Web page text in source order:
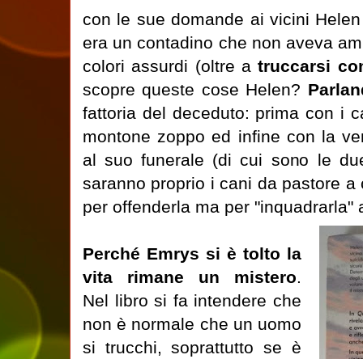
con le sue domande ai vicini
era un contadino che non aveva
colori assurdi (oltre atruccarsi
scopre queste cose Helen?
fattoria del deceduto: prima con i
montone zoppo ed infine con la
al suo funerale (di cui sono le
saranno proprio i cani da pastore
per offenderla ma per "inquadrarla"
Perché Emrys si è tolto la
vita rimane un mistero.
Nel libro si fa intendere che
non è normale che un uomo
si trucchi, soprattutto se è